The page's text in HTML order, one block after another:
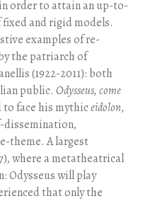
order to attain an up-to-
and rigid models.
examples of re-
the patriarch of
(1922-2011): both
public. Odysseus, come
to face his mythiceidolon,
dissemination,
theme. A largest
where a metatheatrical
Odysseus will play
that only the